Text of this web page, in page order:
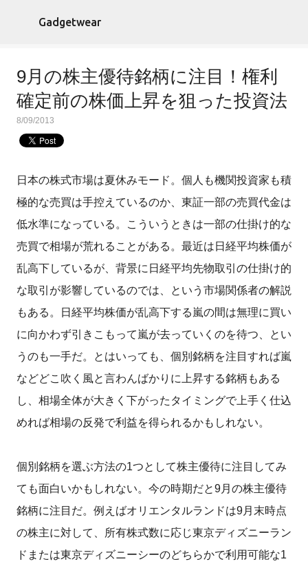
スキップしてメイン コンテンツに移動
Gadgetwear
9月の株主優待銘柄に注目！権利
確定前の株価上昇を狙った投資法
8/09/2013
日本の株式市場は夏休みモード。個人も機関投資家も積
極的な売買は手控えているのか、東証一部の売買代金は
低水準になっている。こういうときは一部の仕掛け的な
売買で相場が荒れることがある。最近は日経平均株価が
乱高下しているが、背景に日経平均先物取引の仕掛け的
な取引が影響しているのでは、という市場関係者の解説
もある。日経平均株価が乱高下する嵐の間は無理に買い
に向かわず引きこもって嵐が去っていくのを待つ、とい
うのも一手だ。とはいっても、個別銘柄を注目すれば嵐
などどこ吹く風と言わんばかりに上昇する銘柄もある
し、相場全体が大きく下がったタイミングで上手く仕込
めれば相場の反発で利益を得られるかもしれない。
個別銘柄を選ぶ方法の1つとして株主優待に注目してみ
ても面白いかもしれない。今の時期だと9月の株主優待
銘柄に注目だ。例えばオリエンタルランドは9月末時点
の株主に対して、所有株式数に応じ東京ディズニーラン
ドまたは東京ディズニーシーのどちらかで利用可能な1